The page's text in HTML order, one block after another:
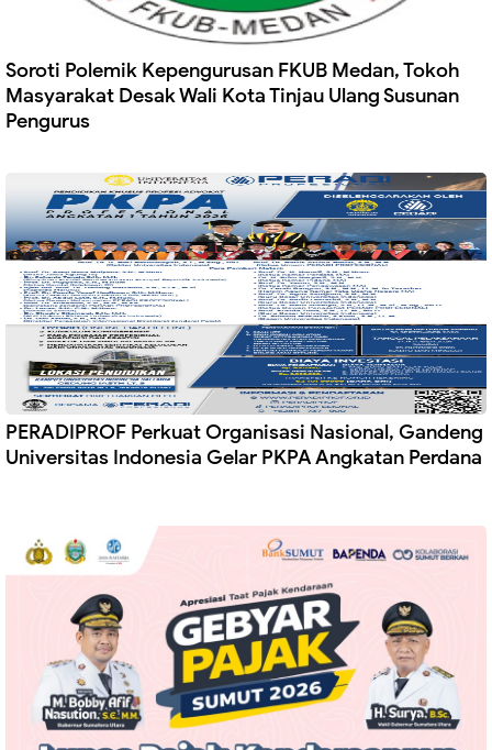
Soroti Polemik Kepengurusan FKUB Medan, Tokoh
Masyarakat Desak Wali Kota Tinjau Ulang Susunan
Pengurus
PERADIPROF Perkuat Organisasi Nasional, Gandeng
Universitas Indonesia Gelar PKPA Angkatan Perdana